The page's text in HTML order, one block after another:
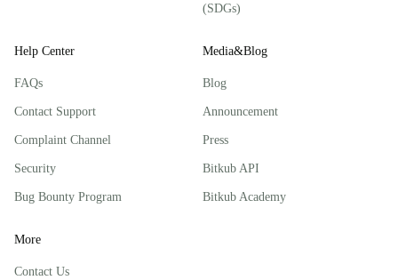
(SDGs)
Help Center
FAQs
Contact Support
Complaint Channel
Security
Bug Bounty Program
Media&Blog
Blog
Announcement
Press
Bitkub API
Bitkub Academy
More
Contact Us